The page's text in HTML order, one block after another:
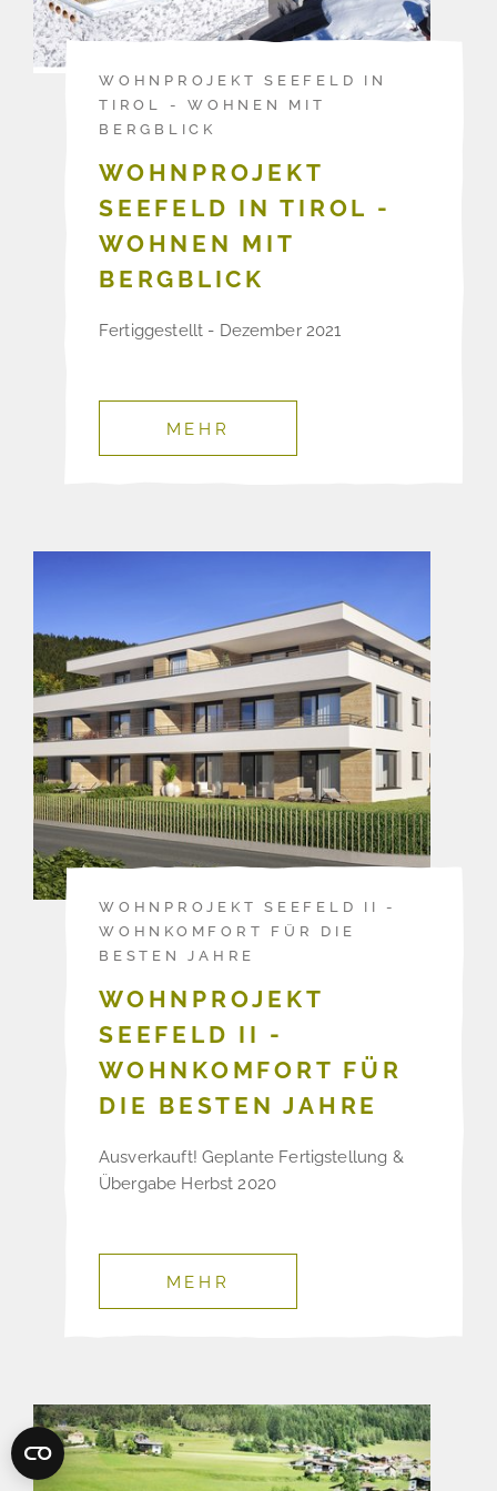
WOHNPROJEKT SEEFELD IN
TIROL - WOHNEN MIT
BERGBLICK
WOHNPROJEKT
SEEFELD IN TIROL -
WOHNEN MIT
BERGBLICK
Fertiggestellt - Dezember 2021
MEHR
WOHNPROJEKT SEEFELD II -
WOHNKOMFORT FÜR DIE
BESTEN JAHRE
WOHNPROJEKT
SEEFELD II -
WOHNKOMFORT FÜR
DIE BESTEN JAHRE
Ausverkauft! Geplante Fertigstellung &
Übergabe Herbst 2020
MEHR